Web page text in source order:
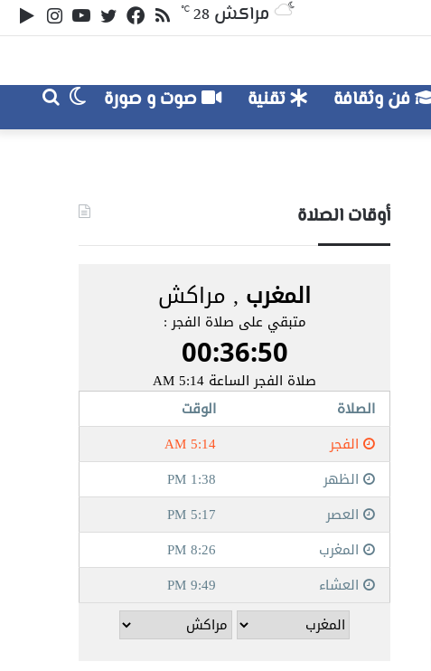
يوتيوبتويتر
فيسبوكملخص
الموقع
مراكش 28
℃
فن وثقافة تقنية صوت و صورة
بحث
عن
الوضع
المظلم
أوقات الصلاة